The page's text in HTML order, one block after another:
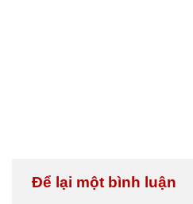
Để lại một bình luận